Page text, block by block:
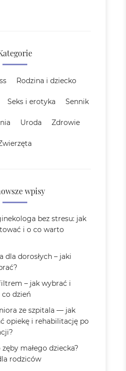
Rodzina i dziecko
Seks i erotyka Sennik
Uroda Zdrowie
wpisy
bez stresu: jak
i o co warto
dla dorosłych – jaki
– jak wybrać i
co dzień
ze szpitala — jak
opiekę i rehabilitację po
małego dziecka?
rodziców